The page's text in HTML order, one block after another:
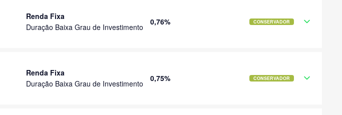
Renda Fixa
Duração Baixa Grau de Investimento
0,76% CONSERVADOR
Renda Fixa
Duração Baixa Grau de Investimento
0,75% CONSERVADOR